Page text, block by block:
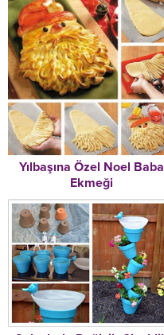
Yılbaşına Özel Noel Baba
Ekmeği